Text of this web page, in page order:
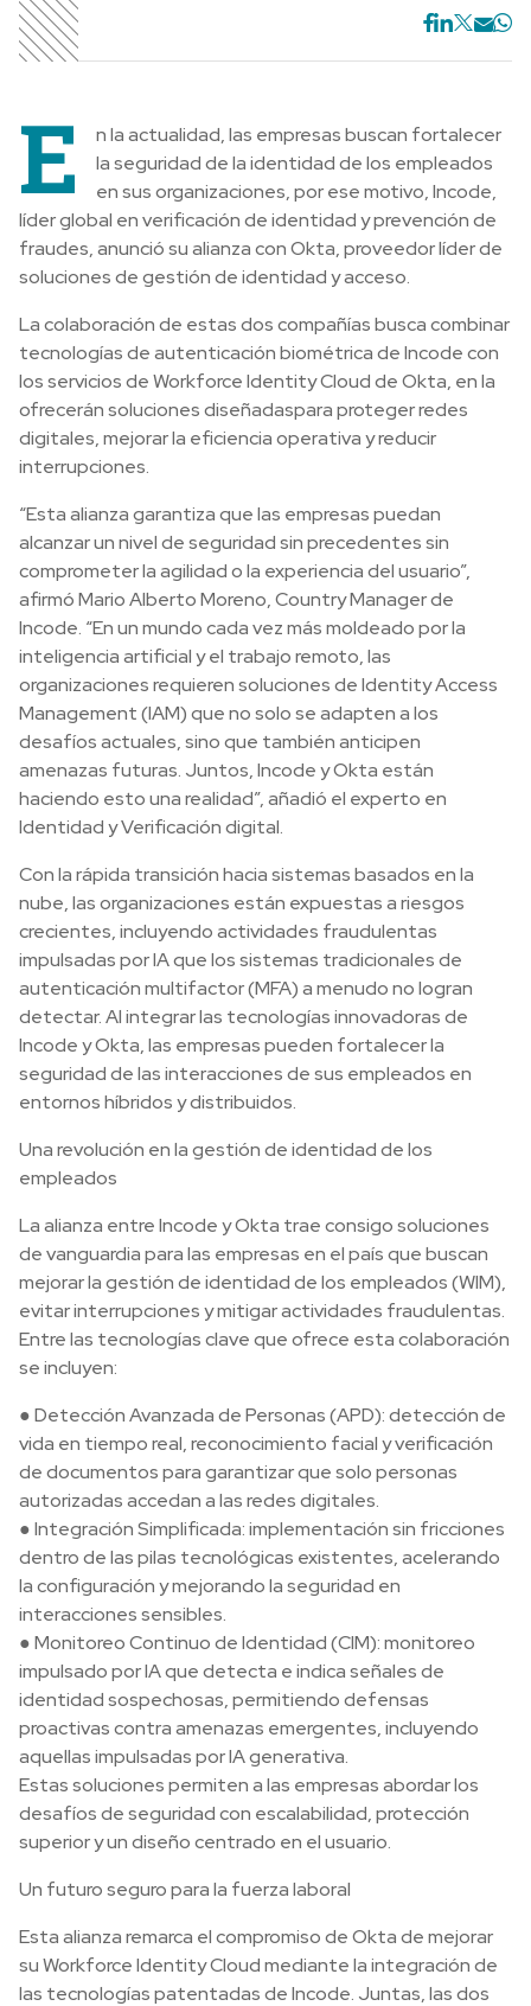
E
n la actualidad, las empresas buscan fortalecer
la seguridad de la identidad de los empleados
en sus organizaciones, por ese motivo, Incode,
líder global en verificación de identidad y prevención de
fraudes, anunció su alianza con Okta, proveedor líder de
soluciones de gestión de identidad y acceso.
La colaboración de estas dos compañías busca combinar
tecnologías de autenticación biométrica de Incode con
los servicios de Workforce Identity Cloud de Okta, en la
ofrecerán soluciones diseñadaspara proteger redes
digitales, mejorar la eficiencia operativa y reducir
interrupciones.
“Esta alianza garantiza que las empresas puedan
alcanzar un nivel de seguridad sin precedentes sin
comprometer la agilidad o la experiencia del usuario”,
afirmó Mario Alberto Moreno, Country Manager de
Incode. “En un mundo cada vez más moldeado por la
inteligencia artificial y el trabajo remoto, las
organizaciones requieren soluciones de Identity Access
Management (IAM) que no solo se adapten a los
desafíos actuales, sino que también anticipen
amenazas futuras. Juntos, Incode y Okta están
haciendo esto una realidad”, añadió el experto en
Identidad y Verificación digital.
Con la rápida transición hacia sistemas basados en la
nube, las organizaciones están expuestas a riesgos
crecientes, incluyendo actividades fraudulentas
impulsadas por IA que los sistemas tradicionales de
autenticación multifactor (MFA) a menudo no logran
detectar. Al integrar las tecnologías innovadoras de
Incode y Okta, las empresas pueden fortalecer la
seguridad de las interacciones de sus empleados en
entornos híbridos y distribuidos.
Una revolución en la gestión de identidad de los
empleados
La alianza entre Incode y Okta trae consigo soluciones
de vanguardia para las empresas en el país que buscan
mejorar la gestión de identidad de los empleados (WIM),
evitar interrupciones y mitigar actividades fraudulentas.
Entre las tecnologías clave que ofrece esta colaboración
se incluyen:
● Detección Avanzada de Personas (APD): detección de
vida en tiempo real, reconocimiento facial y verificación
de documentos para garantizar que solo personas
autorizadas accedan a las redes digitales.
● Integración Simplificada: implementación sin fricciones
dentro de las pilas tecnológicas existentes, acelerando
la configuración y mejorando la seguridad en
interacciones sensibles.
● Monitoreo Continuo de Identidad (CIM): monitoreo
impulsado por IA que detecta e indica señales de
identidad sospechosas, permitiendo defensas
proactivas contra amenazas emergentes, incluyendo
aquellas impulsadas por IA generativa.
Estas soluciones permiten a las empresas abordar los
desafíos de seguridad con escalabilidad, protección
superior y un diseño centrado en el usuario.
Un futuro seguro para la fuerza laboral
Esta alianza remarca el compromiso de Okta de mejorar
su Workforce Identity Cloud mediante la integración de
las tecnologías patentadas de Incode. Juntas, las dos